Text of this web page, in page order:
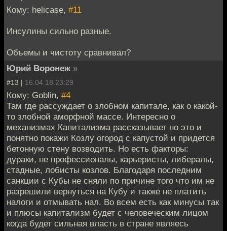
Кому: helicase, #11
Инсулины сильно разные.
Объемы и чистоту сравнивал?
Юрий Воронеж »
#13 | 16.04.18 23:29
Кому: Goblin, #4
Там где рассуждает о злобном капитале, как о какой-
то злобной аморфной массе. Интересно о
механизмах Капитализма рассказывает но это и
понятно покажи Козлу огород с капустой и придется
бетонную стену возводить. Но есть факторы:
дураки, не профессионалы, карьеристы, либералы,
стадные, лобисты козлов. Благодаря последним
санкции с Кубы не сняли по причине того что им не
разрешили вернуться на Кубу и также не платить
налоги и отмывать нал. Во всем есть как минусы так
и плюсы капитализм будет с человеческим лицом
когда будет сильная власть в стране являесь